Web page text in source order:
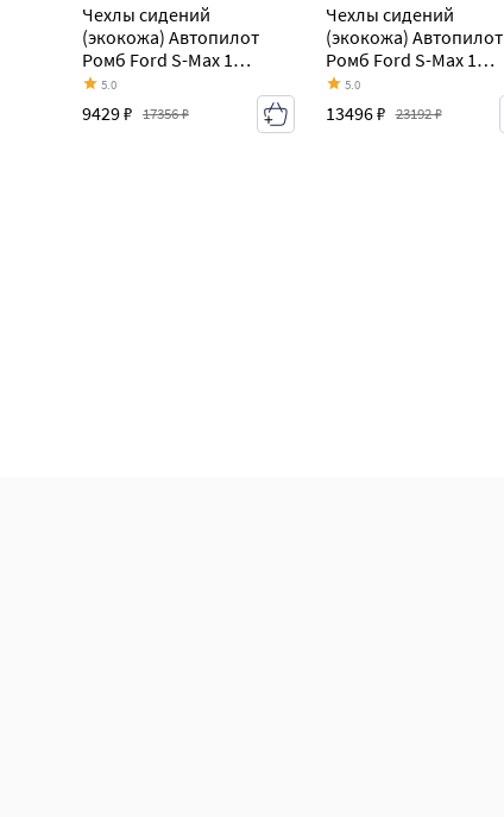
Чехлы сидений
(экокожа) Автопилот
Ромб Ford S-Max 1
дорестайлинг (2006-
2010)
5.0
9429 ₽ 17356 ₽
Чехлы сидений
(экокожа) Автопилот
Ромб Ford S-Max 1
дорестайлинг (2006-
2010)
5.0
13496 ₽ 23192 ₽